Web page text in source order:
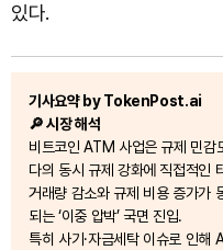
있다.
기사요약 by TokenPost.ai
🔎 시장 해석
비트코인 ATM 사업은 규제 민감
다의 동시 규제 강화에 직접적인
거래량 감소와 규제 비용 증가가
되는 ‘이중 압박’ 국면 진입.
특히 사기·자금세탁 이슈로 인해